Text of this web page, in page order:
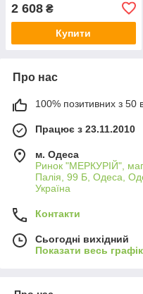
2 608 ₴
Купити
Про нас
100% позитивних з 50
Працює з 23.11.2010
м. Одеса
Ринок "МЕРКУРІЙ",
Палія, 99 Б, Одеса,
Україна
Контакти
Сьогодні вихідний
Показати весь